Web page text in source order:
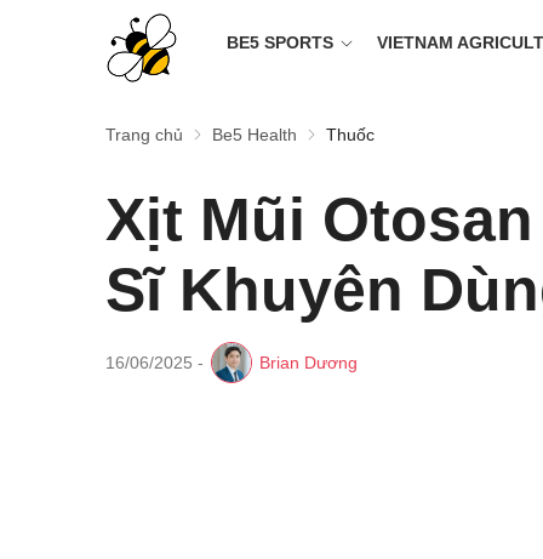
BE5 SPORTS VIETNAM
Trang chủ Be5 Health Thuốc
Xịt Mũi
Sĩ Khuyên
16/06/2025 - Brian Dương